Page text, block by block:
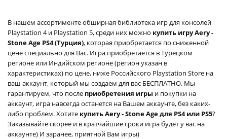
В нашем ассортименте обширная библиотека игр для консолей
Playstation 4 и Playstation 5, среди них можно купить игру Aery -
Stone Age PS4 (Турция), которая приобретается по сниженной
цене специально для Вас. Игра приобретается в Турецком
регионе или Индийском регионе (регион указан в
характеристиках) по цене, ниже Российского Playstation Store на
ваш аккаунт, который мы создаем для вас БЕСПЛАТНО. Мы
гарантируем, что после приобретения игры и покупки на
аккаунт, игра навсегда останется на Вашем аккаунте, без каких-
либо проблем. Хотите купить Aery - Stone Age для PS4 или PS5?
Заказывайте скорее и в кратчайшие сроки игра будет у вас на
аккаунте) И заранее, приятной Вам игры)